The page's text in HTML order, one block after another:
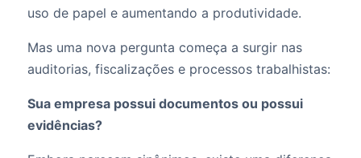
uso de papel e aumentando a produtividade.
Mas uma nova pergunta começa a surgir nas
auditorias, fiscalizações e processos trabalhistas:
Sua empresa possui documentos ou possui
evidências?